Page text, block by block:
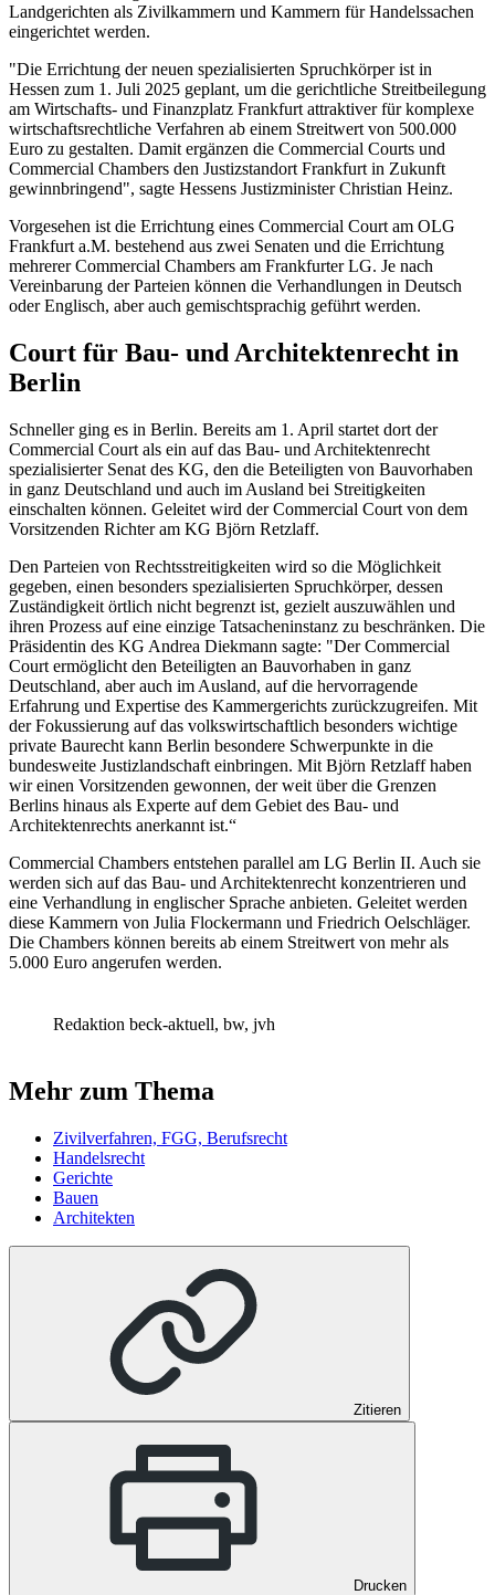
Landgerichten als Zivilkammern und Kammern für Handelssachen
eingerichtet werden.
"Die Errichtung der neuen spezialisierten Spruchkörper ist in
Hessen zum 1. Juli 2025 geplant, um die gerichtliche Streitbeilegung
am Wirtschafts- und Finanzplatz Frankfurt attraktiver für komplexe
wirtschaftsrechtliche Verfahren ab einem Streitwert von 500.000
Euro zu gestalten. Damit ergänzen die Commercial Courts und
Commercial Chambers den Justizstandort Frankfurt in Zukunft
gewinnbringend", sagte Hessens Justizminister Christian Heinz.
Vorgesehen ist die Errichtung eines Commercial Court am OLG
Frankfurt a.M. bestehend aus zwei Senaten und die Errichtung
mehrerer Commercial Chambers am Frankfurter LG. Je nach
Vereinbarung der Parteien können die Verhandlungen in Deutsch
oder Englisch, aber auch gemischtsprachig geführt werden.
Court für Bau- und Architektenrecht in
Berlin
Schneller ging es in Berlin. Bereits am 1. April startet dort der
Commercial Court als ein auf das Bau- und Architektenrecht
spezialisierter Senat des KG, den die Beteiligten von Bauvorhaben
in ganz Deutschland und auch im Ausland bei Streitigkeiten
einschalten können. Geleitet wird der Commercial Court von dem
Vorsitzenden Richter am KG Björn Retzlaff.
Den Parteien von Rechtsstreitigkeiten wird so die Möglichkeit
gegeben, einen besonders spezialisierten Spruchkörper, dessen
Zuständigkeit örtlich nicht begrenzt ist, gezielt auszuwählen und
ihren Prozess auf eine einzige Tatsacheninstanz zu beschränken. Die
Präsidentin des KG Andrea Diekmann sagte: "Der Commercial
Court ermöglicht den Beteiligten an Bauvorhaben in ganz
Deutschland, aber auch im Ausland, auf die hervorragende
Erfahrung und Expertise des Kammergerichts zurückzugreifen. Mit
der Fokussierung auf das volkswirtschaftlich besonders wichtige
private Baurecht kann Berlin besondere Schwerpunkte in die
bundesweite Justizlandschaft einbringen. Mit Björn Retzlaff haben
wir einen Vorsitzenden gewonnen, der weit über die Grenzen
Berlins hinaus als Experte auf dem Gebiet des Bau- und
Architektenrechts anerkannt ist.“
Commercial Chambers entstehen parallel am LG Berlin II. Auch sie
werden sich auf das Bau- und Architektenrecht konzentrieren und
eine Verhandlung in englischer Sprache anbieten. Geleitet werden
diese Kammern von Julia Flockermann und Friedrich Oelschläger.
Die Chambers können bereits ab einem Streitwert von mehr als
5.000 Euro angerufen werden.
Redaktion beck-aktuell, bw, jvh
Mehr zum Thema
Zivilverfahren, FGG, Berufsrecht
Handelsrecht
Gerichte
Bauen
Architekten
Zitieren
Drucken